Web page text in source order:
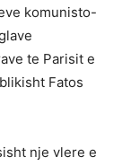
komunisto-
te Parisit e
Fatos
nje vlere e